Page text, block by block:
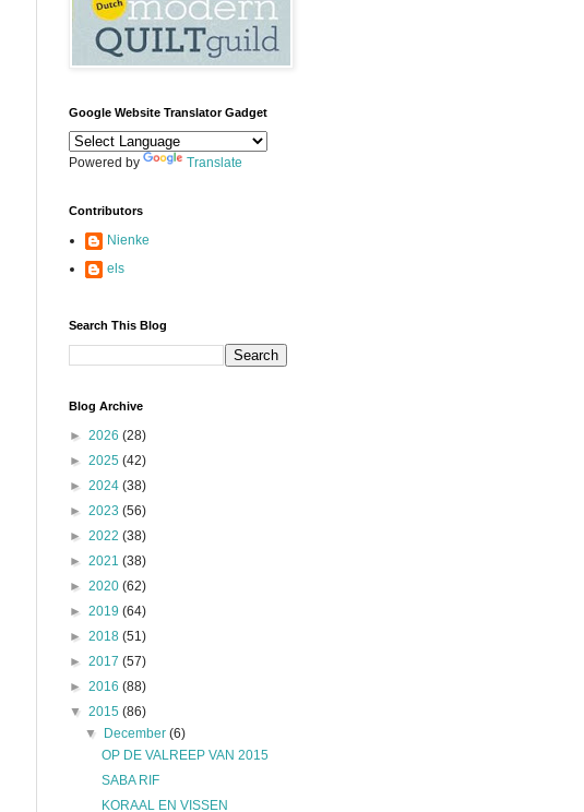
Google Website Translator Gadget
Powered by Translate
Contributors
Nienke
els
Search This Blog
Blog Archive
► 2026 (28)
► 2025 (42)
► 2024 (38)
► 2023 (56)
► 2022 (38)
► 2021 (38)
► 2020 (62)
► 2019 (64)
► 2018 (51)
► 2017 (57)
► 2016 (88)
▼ 2015 (86)
▼
December(6)
OP DE VALREEP VAN 2015
SABA RIF
KORAAL EN VISSEN